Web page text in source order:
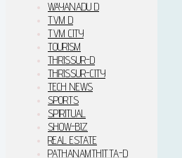
WAYANADU D
TVM D
TVM CITY
TOURISM
THRISSUR-D
THRISSUR-CITY
TECH NEWS
SPORTS
SPIRITUAL
SHOW-BIZ
REAL ESTATE
PATHANAMTHITTA-D